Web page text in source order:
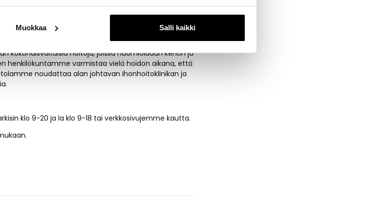
Muokkaa Salli kaikki
kokonaisvaltaisia hoitoja, joissa huomioidaan kehon ja
henkilökuntamme varmistaa vielä hoidon aikana, että
noudattaa alan johtavan ihonhoitoklinikan ja
klo 9-20 ja la klo 9-18 tai verkkosivujemme kautta.